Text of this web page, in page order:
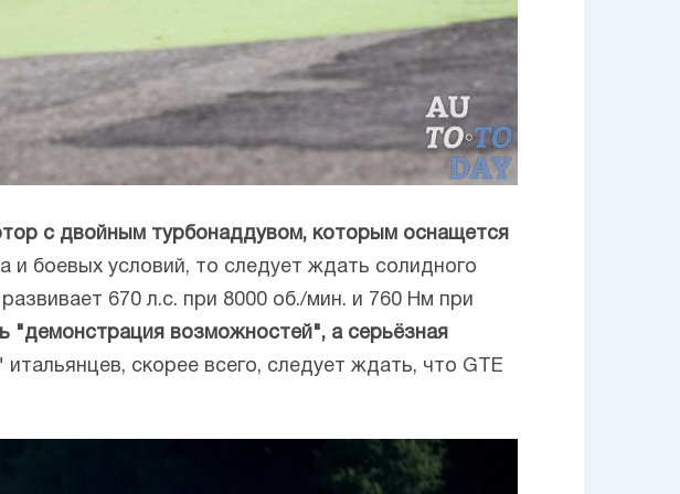
с двойным турбонаддувом, которым оснащется
и боевых условий, то следует ждать солидного
670 л.с. при 8000 об./мин. и 760 Нм при
"демонстрация возможностей", а серьёзная
скорее всего, следует ждать, что GTE